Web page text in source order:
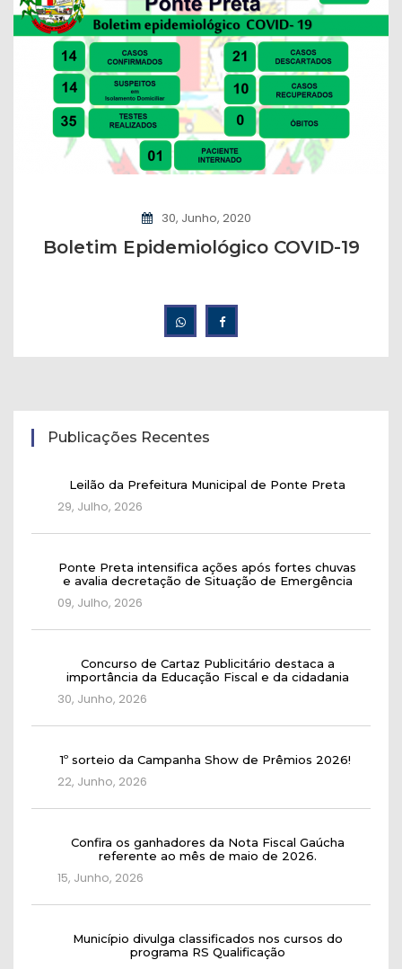
30, Junho, 2020
Boletim Epidemiológico COVID-19
Publicações Recentes
Leilão da Prefeitura Municipal de Ponte Preta
29, Julho, 2026
Ponte Preta intensifica ações após fortes chuvas
e avalia decretação de Situação de Emergência
09, Julho, 2026
Concurso de Cartaz Publicitário destaca a
importância da Educação Fiscal e da cidadania
30, Junho, 2026
1º sorteio da Campanha Show de Prêmios 2026!
22, Junho, 2026
Confira os ganhadores da Nota Fiscal Gaúcha
referente ao mês de maio de 2026.
15, Junho, 2026
Município divulga classificados nos cursos do
programa RS Qualificação